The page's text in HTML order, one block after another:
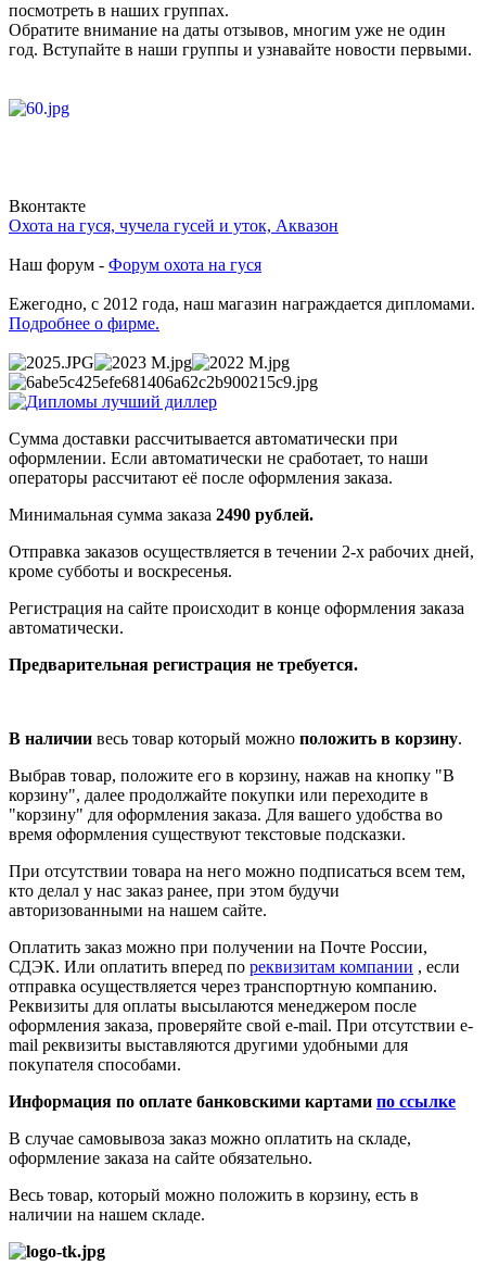
посмотреть в наших группах.
Обратите внимание на даты отзывов, многим уже не один
год. Вступайте в наши группы и узнавайте новости первыми.
Вконтакте
Охота на гуся, чучела гусей и уток, Аквазон
Наш форум - Форум охота на гуся
Ежегодно, с 2012 года, наш магазин награждается дипломами.
Подробнее о фирме.
Сумма доставки рассчитывается автоматически при
оформлении. Если автоматически не сработает, то наши
операторы рассчитают её после оформления заказа.
Минимальная сумма заказа 2490 рублей.
Отправка заказов осуществляется в течении 2-х рабочих дней,
кроме субботы и воскресенья.
Регистрация на сайте происходит в конце оформления заказа
автоматически.
Предварительная регистрация не требуется.
В наличии весь товар который можно положить в корзину.
Выбрав товар, положите его в корзину, нажав на кнопку "В
корзину", далее продолжайте покупки или переходите в
"корзину" для оформления заказа. Для вашего удобства во
время оформления существуют текстовые подсказки.
При отсутствии товара на него можно подписаться всем тем,
кто делал у нас заказ ранее, при этом будучи
авторизованными на нашем сайте.
Оплатить заказ можно при получении на Почте России,
СДЭК. Или оплатить вперед по реквизитам компании , если
отправка осуществляется через транспортную компанию.
Реквизиты для оплаты высылаются менеджером после
оформления заказа, проверяйте свой e-mail. При отсутствии e-
mail реквизиты выставляются другими удобными для
покупателя способами.
Информация по оплате банковскими картами по ссылке
В случае самовывоза заказ можно оплатить на складе,
оформление заказа на сайте обязательно.
Весь товар, который можно положить в корзину, есть в
наличии на нашем складе.